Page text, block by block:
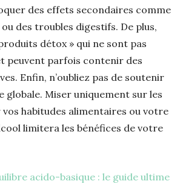
des effets secondaires comme
des troubles digestifs. De plus,
détox » qui ne sont pas
peuvent parfois contenir des
Enfin, n’oubliez pas de soutenir
globale. Miser uniquement sur les
habitudes alimentaires ou votre
limitera les bénéfices de votre
acido-basique : le guide ultime